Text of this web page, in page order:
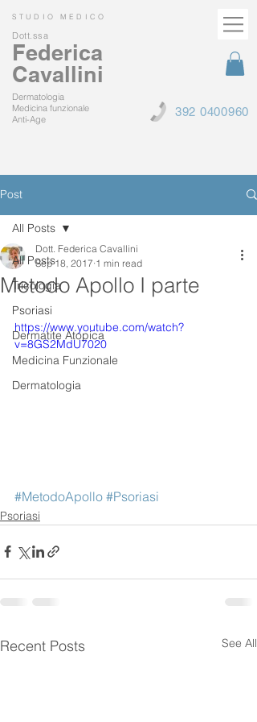
STUDIO MEDICO
Dott.ssa
Federica
Cavallini
Dermatologia
Medicina funzionale
Anti-Age
392 0400960
Post
All Posts
Tricologia
Psoriasi
Dermatite Atopica
Medicina Funzionale
Dermatologia
All Posts
Metodo Apollo I parte
Dott. Federica Cavallini
Sep 18, 2017 1 min read
https://www.youtube.com/watch?
v=8GS2MdU7020
#MetodoApollo #Psoriasi
Psoriasi
Recent Posts See All